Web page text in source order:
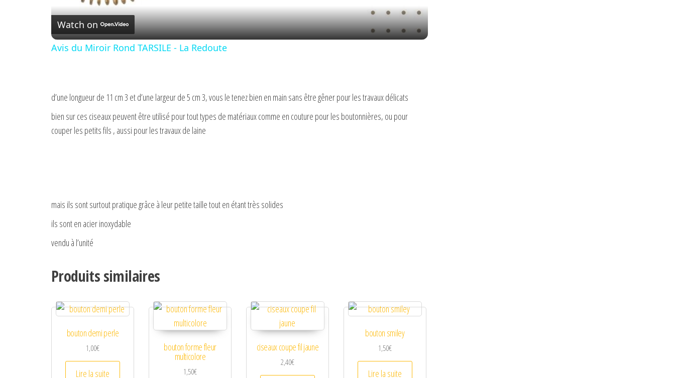
a
y
i
Watch on
Avis du Miroir Rond TARSILE - La Redoute
d’une longueur de 11 cm 3 et d’une largeur de 5 cm 3, vous le tenez bien en main sans être gêner pour les travaux délicats
bien sur ces ciseaux peuvent être utilisé pour tout types de matériaux comme en couture pour les boutonnières, ou pour
couper les petits fils , aussi pour les travaux de laine
mais ils sont surtout pratique grâce à leur petite taille tout en étant très solides
ils sont en acier inoxydable
vendu à l’unité
Produits similaires
bouton demi perle
1,00€
Lire la suite
bouton forme fleur
multicolore
1,50€
ciseaux coupe fil jaune
2,40€
bouton smiley
1,50€
Lire la suite